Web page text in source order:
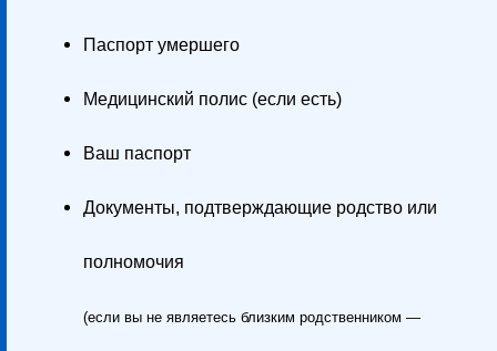
Паспорт умершего
Медицинский полис (если есть)
Ваш паспорт
Документы, подтверждающие родство или
полномочия
(если вы не являетесь близким родственником —